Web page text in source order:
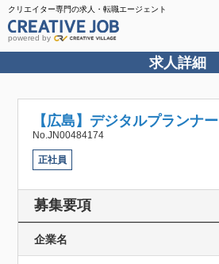
クリエイター専門の求人・転職エージェント
powered by
求人詳細
【広島】デジタルプランナー
No.JN00484174
正社員
募集要項
企業名